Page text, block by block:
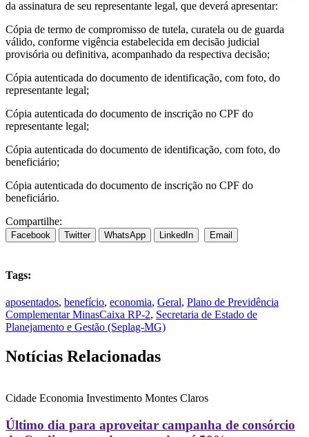
da assinatura de seu representante legal, que deverá apresentar:
Cópia de termo de compromisso de tutela, curatela ou de guarda
válido, conforme vigência estabelecida em decisão judicial
provisória ou definitiva, acompanhado da respectiva decisão;
Cópia autenticada do documento de identificação, com foto, do
representante legal;
Cópia autenticada do documento de inscrição no CPF do
representante legal;
Cópia autenticada do documento de identificação, com foto, do
beneficiário;
Cópia autenticada do documento de inscrição no CPF do
beneficiário.
Compartilhe:
Facebook Twitter WhatsApp LinkedIn Email
Tags:
aposentados, benefício, economia, Geral, Plano de Previdência
Complementar MinasCaixa RP-2, Secretaria de Estado de
Planejamento e Gestão (Seplag-MG)
Notícias Relacionadas
Cidade Economia Investimento Montes Claros
Último dia para aproveitar campanha de consórcio